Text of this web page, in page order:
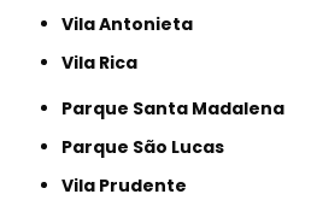
Vila Antonieta
Vila Rica
Parque Santa Madalena
Parque São Lucas
Vila Prudente